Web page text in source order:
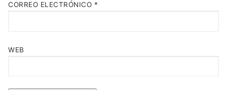
CORREO ELECTRÓNICO *
WEB